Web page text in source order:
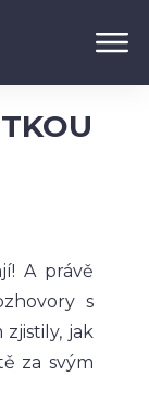
A právě
s
jak
za svým